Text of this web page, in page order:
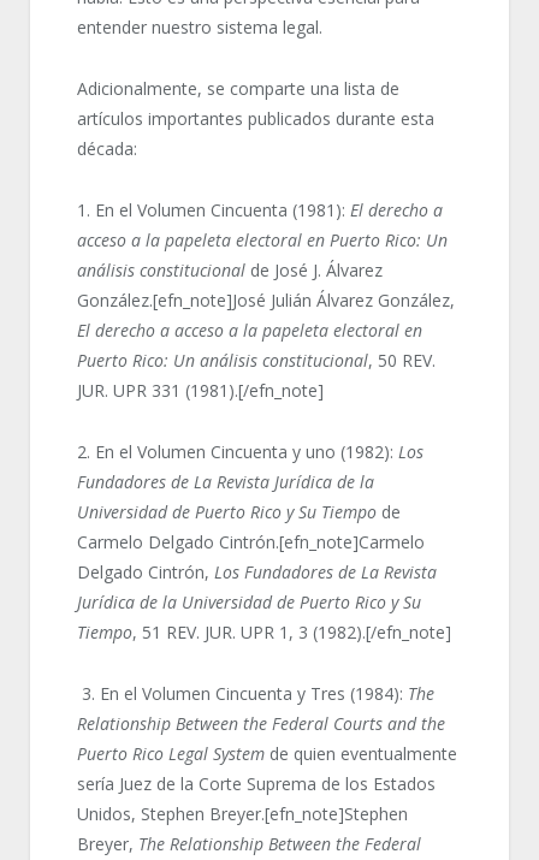
entender nuestro sistema legal.
Adicionalmente, se comparte una lista de
artículos importantes publicados durante esta
década:
1. En el Volumen Cincuenta (1981): El derecho a
acceso a la papeleta electoral en Puerto Rico: Un
análisis constitucional de José J. Álvarez
González.[efn_note]José Julián Álvarez González,
El derecho a acceso a la papeleta electoral en
Puerto Rico: Un análisis constitucional, 50 REV.
JUR. UPR 331 (1981).[/efn_note]
2. En el Volumen Cincuenta y uno (1982): Los
Fundadores de La Revista Jurídica de la
Universidad de Puerto Rico y Su Tiempo de
Carmelo Delgado Cintrón.[efn_note]Carmelo
Delgado Cintrón, Los Fundadores de La Revista
Jurídica de la Universidad de Puerto Rico y Su
Tiempo, 51 REV. JUR. UPR 1, 3 (1982).[/efn_note]
3. En el Volumen Cincuenta y Tres (1984): The
Relationship Between the Federal Courts and the
Puerto Rico Legal System de quien eventualmente
sería Juez de la Corte Suprema de los Estados
Unidos, Stephen Breyer.[efn_note]Stephen
Breyer, The Relationship Between the Federal